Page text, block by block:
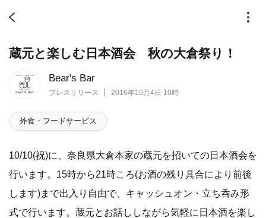
Bear's Bar
プレスリリース 2016年10月4日 10時
蔵元と楽しむ日本酒会 秋の大倉祭り！
外食・フードサービス
10/10(祝)に、奈良県大倉本家の蔵元を招いての日本酒会を
行います。15時から21時ころ(お酒の残り具合により前後
します)まで出入り自由で、キャッシュオン・立ち呑み形
式で行います。蔵元とお話ししながら気軽に日本酒を楽し